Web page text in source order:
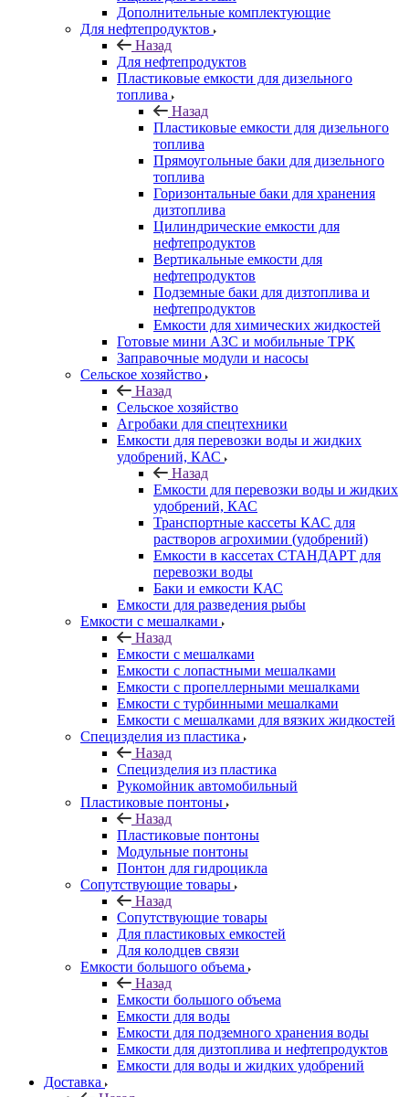
Дополнительные комплектующие
Для нефтепродуктов
Назад
Для нефтепродуктов
Пластиковые емкости для дизельного
топлива
Назад
Пластиковые емкости для дизельного
топлива
Прямоугольные баки для дизельного
топлива
Горизонтальные баки для хранения
дизтоплива
Цилиндрические емкости для
нефтепродуктов
Вертикальные емкости для
нефтепродуктов
Подземные баки для дизтоплива и
нефтепродуктов
Емкости для химических жидкостей
Готовые мини АЗС и мобильные ТРК
Заправочные модули и насосы
Сельское хозяйство
Назад
Сельское хозяйство
Агробаки для спецтехники
Емкости для перевозки воды и жидких
удобрений, КАС
Назад
Емкости для перевозки воды и жидких
удобрений, КАС
Транспортные кассеты КАС для
растворов агрохимии (удобрений)
Емкости в кассетах СТАНДАРТ для
перевозки воды
Баки и емкости КАС
Емкости для разведения рыбы
Емкости с мешалками
Назад
Емкости с мешалками
Емкости с лопастными мешалками
Емкости с пропеллерными мешалками
Емкости с турбинными мешалками
Емкости с мешалками для вязких жидкостей
Специзделия из пластика
Назад
Специзделия из пластика
Рукомойник автомобильный
Пластиковые понтоны
Назад
Пластиковые понтоны
Модульные понтоны
Понтон для гидроцикла
Сопутствующие товары
Назад
Сопутствующие товары
Для пластиковых емкостей
Для колодцев связи
Емкости большого объема
Назад
Емкости большого объема
Емкости для воды
Емкости для подземного хранения воды
Емкости для дизтоплива и нефтепродуктов
Емкости для воды и жидких удобрений
Доставка